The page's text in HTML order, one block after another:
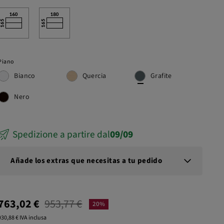
Bianco Quercia Grafite
Nero
Spedizione a partire dal09/09
Añade los extras que necesitas a tu pedido
20%
€ 953,77 €
€ IVA inclusa